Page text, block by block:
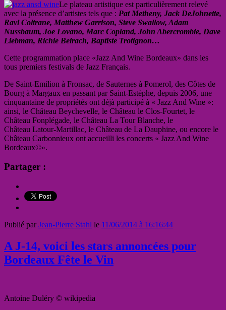
Le plateau artistique est particulièrement relevé
avec la présence d’artistes tels que : Pat Metheny, Jack DeJohnette,
Ravi Coltrane, Matthew Garrison, Steve Swallow, Adam
Nussbaum, Joe Lovano, Marc Copland, John Abercrombie, Dave
Liebman, Richie Beirach, Baptiste Trotignon…
Cette programmation place «Jazz And Wine Bordeaux» dans les
tous premiers festivals de Jazz Français.
De Saint-Emilion à Fronsac, de Sauternes à Pomerol, des Côtes de
Bourg à Margaux en passant par Saint-Estèphe, depuis 2006, une
cinquantaine de propriétés ont déjà participé à « Jazz And Wine »:
ainsi, le Château Beychevelle, le Château le Clos-Fourtet, le
Château Fonplégade, le Château La Tour Blanche, le
Château Latour-Martillac, le Château de La Dauphine, ou encore le
Château Carbonnieux ont accueilli les concerts « Jazz And Wine
Bordeaux©».
Partager :
Publié parJean-Pierre Stahl le 11/06/2014 à 16:16:44
A J-14, voici les stars annoncées pour
Bordeaux Fête le Vin
Antoine Duléry © wikipedia